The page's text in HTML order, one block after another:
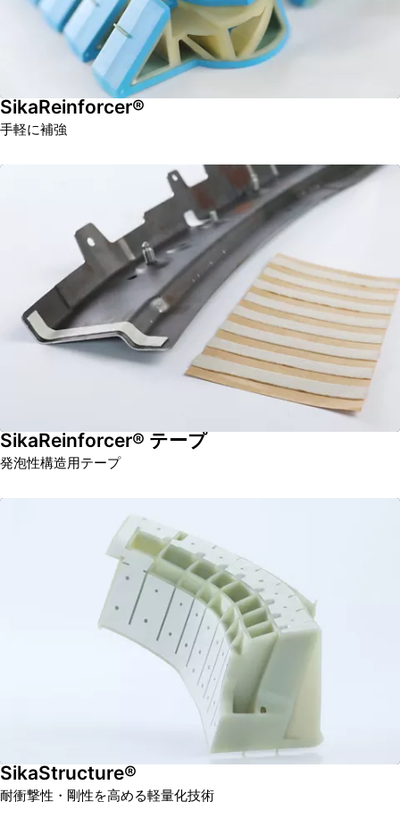
SikaReinforcer®
手軽に補強
SikaReinforcer® テープ
発泡性構造用テープ
SikaStructure®
耐衝撃性・剛性を高める軽量化技術